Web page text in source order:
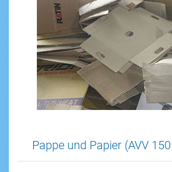
Pappe und Papier (AVV